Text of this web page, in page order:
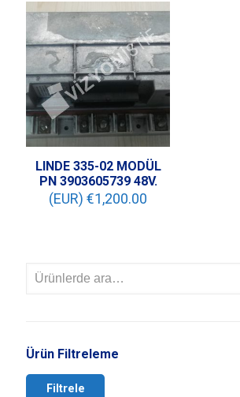
LINDE 335-02 MODÜL
PN 3903605739 48V.
(EUR) €1,200.00
Ürün Filtreleme
Filtrele